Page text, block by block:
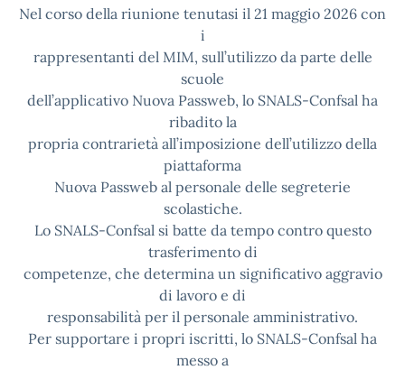
Nel corso della riunione tenutasi il 21 maggio 2026 con
i
rappresentanti del MIM, sull’utilizzo da parte delle
scuole
dell’applicativo Nuova Passweb, lo SNALS-Confsal ha
ribadito la
propria contrarietà all’imposizione dell’utilizzo della
piattaforma
Nuova Passweb al personale delle segreterie
scolastiche.
Lo SNALS-Confsal si batte da tempo contro questo
trasferimento di
competenze, che determina un significativo aggravio
di lavoro e di
responsabilità per il personale amministrativo.
Per supportare i propri iscritti, lo SNALS-Confsal ha
messo a